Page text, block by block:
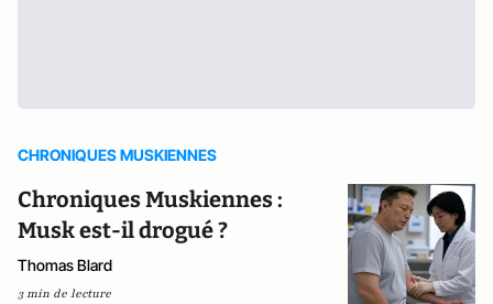
CHRONIQUES MUSKIENNES
Chroniques Muskiennes :
Musk est-il drogué ?
Thomas Blard
3 min de lecture